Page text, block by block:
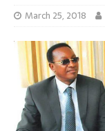
March 25, 2018